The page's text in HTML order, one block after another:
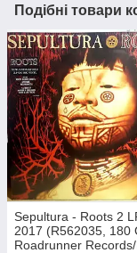
Подібні товари
Sepultura - Roots 2
2017 (R562035, 180
Roadrunner